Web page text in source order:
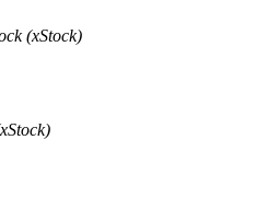
(xStock)